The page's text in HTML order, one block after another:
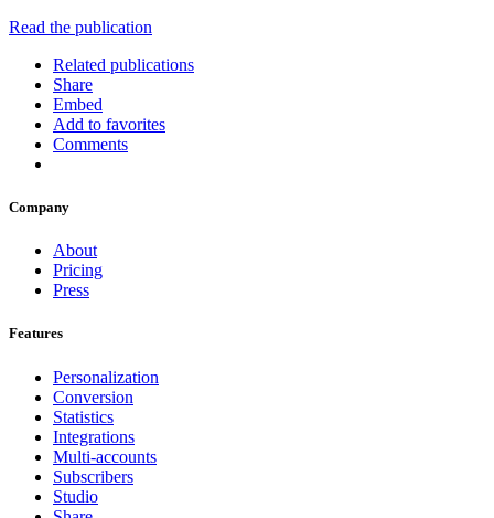
Read the publication
Related publications
Share
Embed
Add to favorites
Comments
Company
About
Pricing
Press
Features
Personalization
Conversion
Statistics
Integrations
Multi-accounts
Subscribers
Studio